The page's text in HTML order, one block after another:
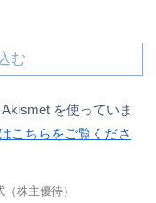
む
を使っていま
こちらをご覧くださ
（株主優待）